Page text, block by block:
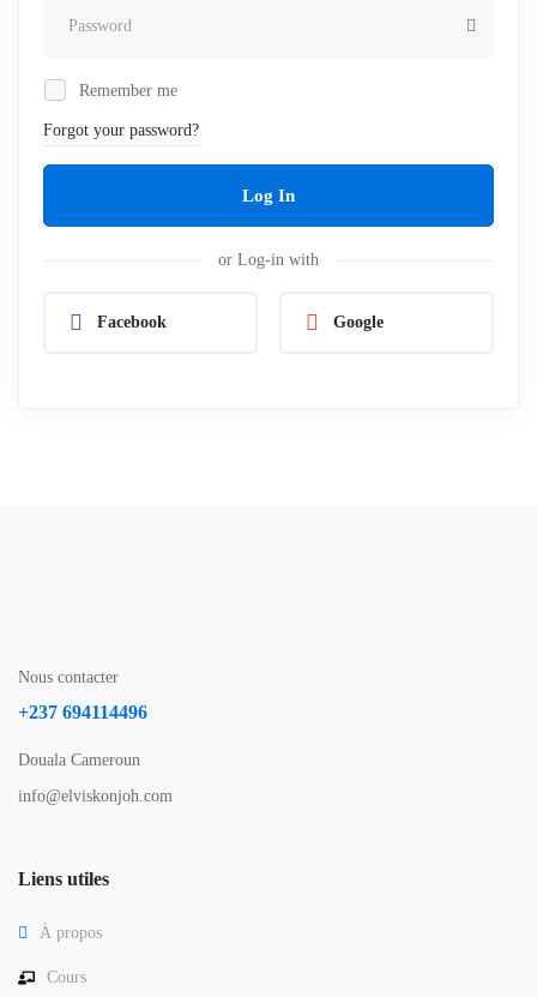
Remember me
Forgot your password?
Log In
or Log-in with
Facebook Google
Nous contacter
+237 694114496
Douala Cameroun
info@elviskonjoh.com
Liens utiles
À propos
Cours